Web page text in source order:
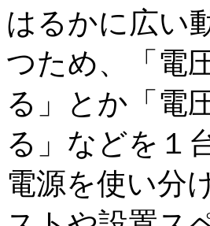
はるかに広い
つため、「電
る」とか「電
る」などを１
電源を使い分